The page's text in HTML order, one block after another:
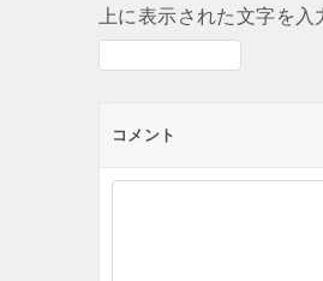
上に表示された文字を入
コメント